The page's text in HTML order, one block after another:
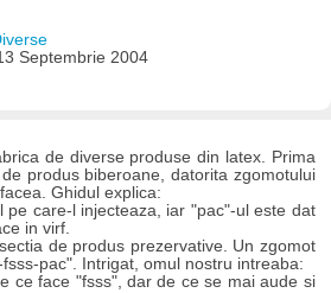
Septembrie 2004
de diverse produse din latex. Prima
produs biberoane, datorita zgomotului
Ghidul explica:
pe care-l injecteaza, iar "pac"-ul este dat
in virf.
de produs prezervative. Un zgomot
pac". Intrigat, omul nostru intreaba:
ce face "fsss", dar de ce se mai aude si